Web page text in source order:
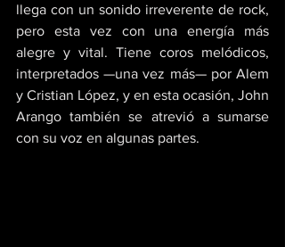
llega con un sonido irreverente de rock,
pero esta vez con una energía más
alegre y vital. Tiene coros melódicos,
interpretados —una vez más— por Alem
y Cristian López, y en esta ocasión, John
Arango también se atrevió a sumarse
con su voz en algunas partes.